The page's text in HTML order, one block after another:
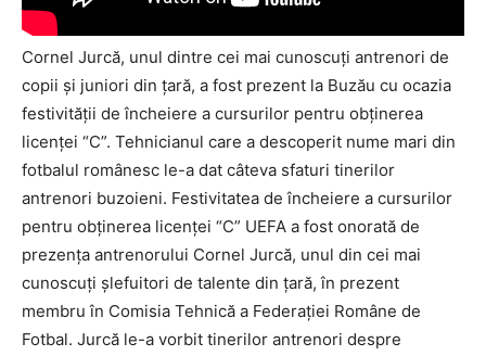
Cornel Jurcă, unul dintre cei mai cunoscuţi antrenori de
copii şi juniori din ţară, a fost prezent la Buzău cu ocazia
festivităţii de încheiere a cursurilor pentru obţinerea
licenţei “C”. Tehnicianul care a descoperit nume mari din
fotbalul românesc le-a dat câteva sfaturi tinerilor
antrenori buzoieni. Festivitatea de încheiere a cursurilor
pentru obţinerea licenţei “C” UEFA a fost onorată de
prezenţa antrenorului Cornel Jurcă, unul din cei mai
cunoscuţi şlefuitori de talente din ţară, în prezent
membru în Comisia Tehnică a Federaţiei Române de
Fotbal. Jurcă le-a vorbit tinerilor antrenori despre